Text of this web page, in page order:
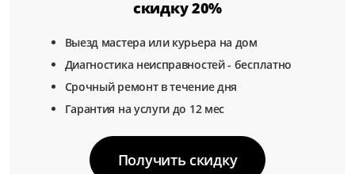
скидку 20%
Выезд мастера или курьера на дом
Диагностика неисправностей - бесплатно
Срочный ремонт в течение дня
Гарантия на услуги до 12 мес
Получить скидку